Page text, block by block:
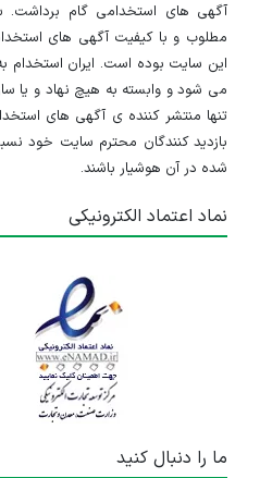
آگهی های استخدامی گام برداشت.
مطلوب و با کیفیت آگهی های
این سایت بوده است. ایران
می شود و وابسته به هیچ نهاد و یا
تنها منتشر کننده ی آگهی های
بازدید کنندگان محترم سایت خود
شده در آن هوشیار باشند.
نماد اعتماد الکترونیکی
ما را دنبال کنید